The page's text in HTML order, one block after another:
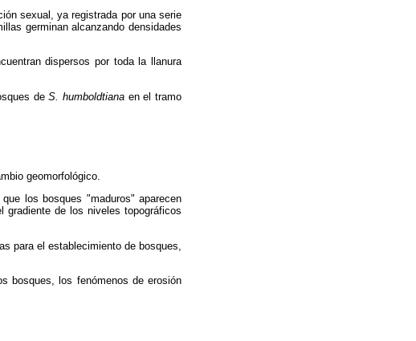
sexual, ya registrada por una serie
germinan alcanzando densidades
dispersos por toda la llanura
deS. humboldtiana en el tramo
geomorfológico.
los bosques "maduros" aparecen
gradiente de los niveles topográficos
para el establecimiento de bosques,
bosques, los fenómenos de erosión